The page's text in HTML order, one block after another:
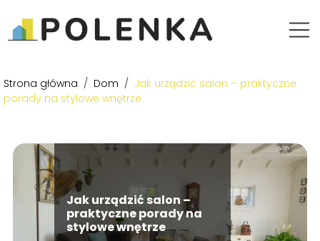
Strona główna / Dom / Jak urządzić salon – praktyczne
porady na stylowe wnętrze
Jak urządzić salon –
praktyczne porady na
stylowe wnętrze